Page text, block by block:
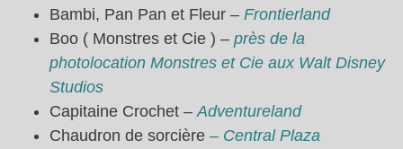
Bambi, Pan Pan et Fleur – Frontierland
Boo ( Monstres et Cie ) – près de la
photolocation Monstres et Cie aux Walt Disney
Studios
Capitaine Crochet – Adventureland
Chaudron de sorcière – Central Plaza